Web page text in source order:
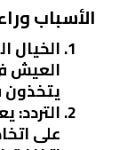
الأسباب
الخيال
العيش
يتخذون
التردد:
على